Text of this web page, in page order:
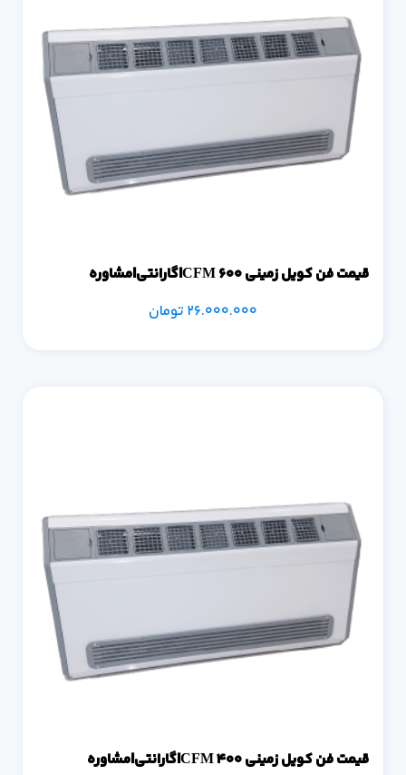
قیمت فن کویل زمینی 600 CFM|گارانتی|مشاوره
26.000.000تومان
قیمت فن کویل زمینی 400 CFM|گارانتی|مشاوره